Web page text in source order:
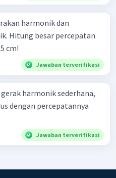
harmonik dan
Hitung besar percepatan
cm!
Jawaban terverifikasi
harmonik sederhana,
dengan percepatannya
Jawaban terverifikasi